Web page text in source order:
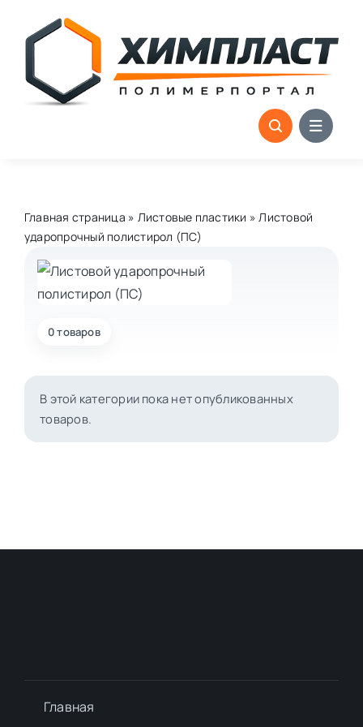
content
Главная страница » Листовые пластики »Листовой
ударопрочный полистирол (ПС)
0 товаров
В этой категории пока нет опубликованных
товаров.
Главная